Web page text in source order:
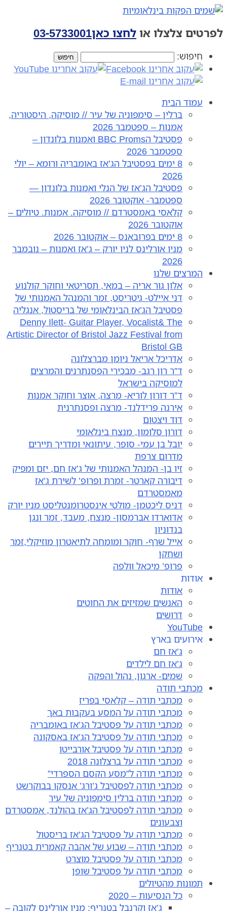
צלצלו אולחצו כאן 03-5733001
חיפוש:
עמוד הבית
ברלין – סימפוניה של עיר // מוסיקה, היסטוריה,
אמנות – ספטמבר 2026
פסטיבל הBBC Proms ואמנות בלונדון –
ספטמבר 2026
8 ימים בפסטיבל הג’אז באומבריה ורומא – יולי
פסטיבל הג’אז של הנלי ואמנות בלונדון —
ספטמבר- אוקטובר 2026
קלאסי באמסטרדם // מוסיקה. אמנות. טיולים –
אוקטובר 2026
מניו אורלינס לניו יורק – ג’אז ואמנות – נובמבר
המרצים שלנו
אלון גור אריה – במאי, תסריטאי וחוקר קולנוע
דני איילט- גיטריסט, זמר והמנהל האמנותי של
פסטיבל הג’אז הבינלאומי של בריסטול, אנגליה
Denny Ilett- Guitar Player, Vocalist& The
Artistic Director of Bristol Jazz Festival from
Bristol GB
אדריכל אריאל ניומן מברצלונה
ד”ר רון רגב- מבכירי הפסנתרנים והמרצים
למוסיקה בישראל
ד”ר דורון לוריא- מרצה, אוצר וחוקר אמנות
אירנה פרידלנד- מרצה ופסנתרנית
דוד ויצטום
דורון סלומון, מנצח בינלאומי
יובל בן עמי- סופר, עיתונאי ומדריך תיירים
מדרום צרפת
זיו בן- המנהל האמנותי של ג’אז חם, יזם ומפיק
דיבורה קארטר- זמרת ופרופ’ לשירת ג’אז
מאמסטרדם
דניס ליכטמן- מולטי אינסטרומנטליסט מניו יורק
אדוארדו אברמסון- מנצח, מעבד, זמר ונגן
בנדוניון
אייל שרף- חוקר ומומחה לתיאטרון מוזיקלי,זמר
ושחקן
פרופ’ מיכאל וולפה
אודות
אודות
האנשים שמזיזים את החוטים
דרושים
YouTube
אירועים בארץ
ג’אז חם
ג’אז חם לילדים
שמים- ארגון, נהול והפקה
מכתבי תודה
מכתבי תודה – קלאסי בפריז
מכתבי תודה על המסע בעקבות באך
מכתבי תודה על פסטיבל הג’אז באומבריה
מכתבי תודה על פסטיבל הג’אז באסקונה
מכתבי תודה על פסטיבל אורבייטו
מכתבי תודה על ברצלונה 2018
מכתבי תודה ל”מסע הקסם הספרדי”
מכתבי תודה לפסטיבל ג’ורג’ אנסקו בבוקרשט
מכתבי תודה ברלין סימפוניה של עיר
מכתבי תודה לפסטיבל הג’אז בהולנד, אמסטרדם
וצבעונים
מכתבי תודה על פסטיבל הג’אז בריסטול
מכתבי תודה – שבוע של אהבה קאמרית בטנריף
מכתבי תודה על פסטיבל מוצרט
מכתבי תודה על פסטיבל שופן
תמונות מהטיולים
כל הנסיעות – 2020
ג’אז וקרנבל בטנריף: מניו אורלינס לקובה –